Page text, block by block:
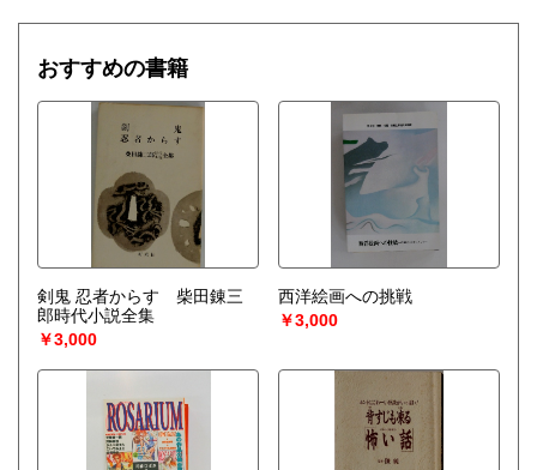
おすすめの書籍
剣鬼 忍者からす 柴田錬三
郎時代小説全集
￥3,000
西洋絵画への挑戦
￥3,000